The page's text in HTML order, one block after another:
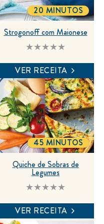
Nenhuma
para
este
recipe
Strogonoff com Maionese
TOTALTIME
20 MINUTOS
VER RECEITA
Nenhuma
para
este
Quiche de Sobras de
Legumes
TOTALTIME
45 MINUTOS
VER RECEITA